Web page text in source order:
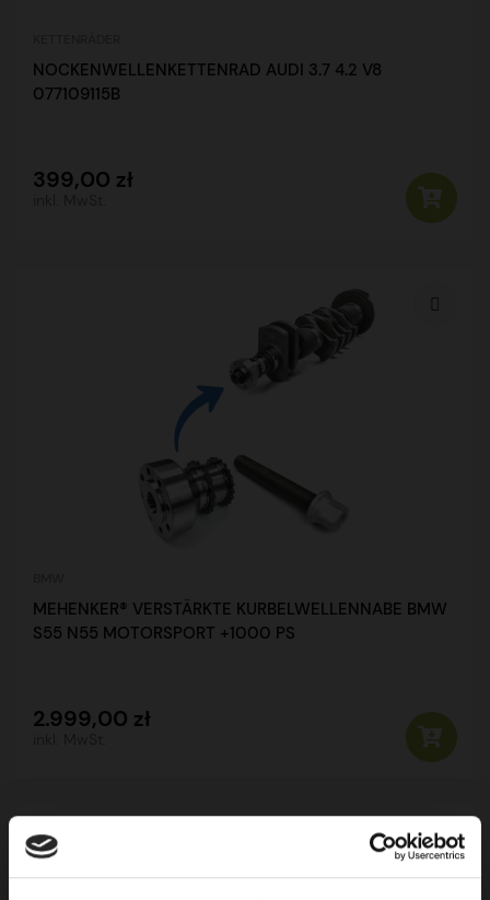
NOCKENWELLENKETTENRAD AUDI 3.7 4.2 V8
077109115B
399,00 zł
MEHENKER® VERSTÄRKTE KURBELWELLENNABE BMW
S55 N55 MOTORSPORT +1000 PS
2.999,00 zł